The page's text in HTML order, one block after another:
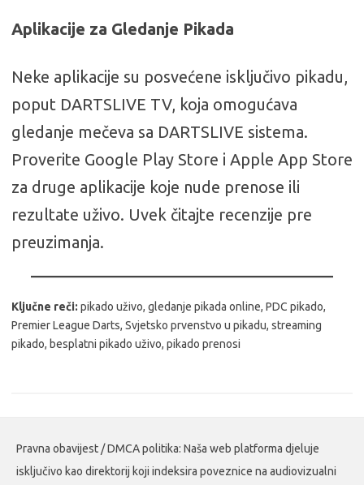
Aplikacije za Gledanje Pikada
Neke aplikacije su posvećene isključivo pikadu,
poput DARTSLIVE TV, koja omogućava
gledanje mečeva sa DARTSLIVE sistema.
Proverite Google Play Store i Apple App Store
za druge aplikacije koje nude prenose ili
rezultate uživo. Uvek čitajte recenzije pre
preuzimanja.
Ključne reči: pikado uživo, gledanje pikada online, PDC pikado,
Premier League Darts, Svjetsko prvenstvo u pikadu, streaming
pikado, besplatni pikado uživo, pikado prenosi
Pravna obavijest / DMCA politika: Naša web platforma djeluje
isključivo kao direktorij koji indeksira poveznice na audiovizualni